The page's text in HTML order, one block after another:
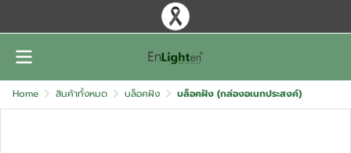
Home สินค้าทั้งหมด บล็อคฝัง บล็อคฝัง (กล่องอเนกประสงค์)